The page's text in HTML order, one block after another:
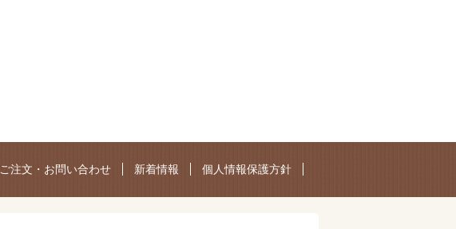
ご注文・お問い合わせ 新着情報 個人情報保護方針